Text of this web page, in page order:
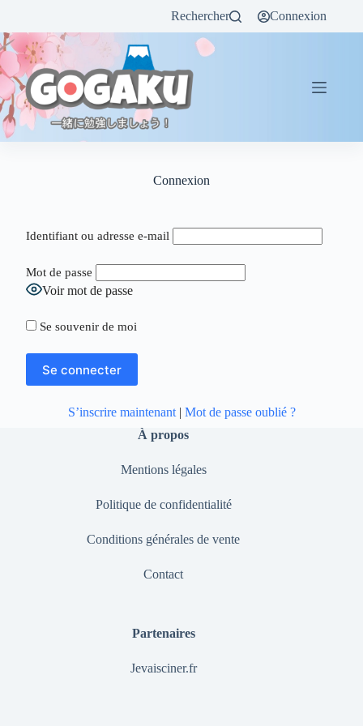
Rechercher Connexion
Connexion
Identifiant ou adresse e-mail
Mot de passe
Voir mot de passe
Se souvenir de moi
S’inscrire maintenant| Mot de passe oublié ?
À propos
Mentions légales
Politique de confidentialité
Conditions générales de vente
Contact
Partenaires
Jevaisciner.fr